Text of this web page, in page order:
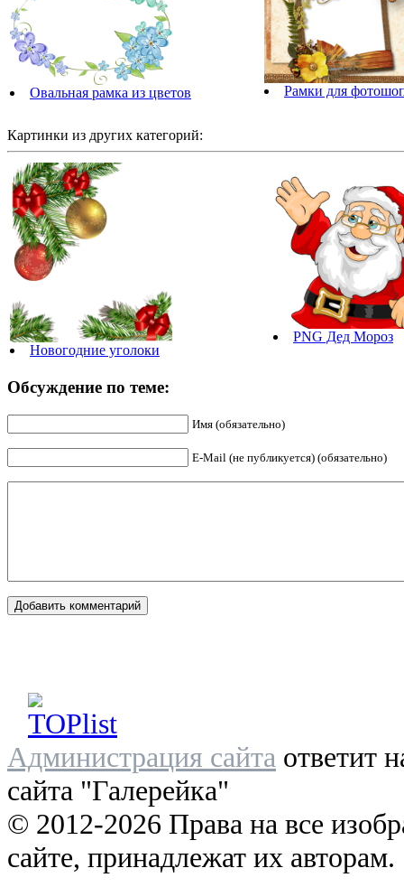
Овальная рамка из цветов Рамки для
Картинки из других категорий:
Новогодние уголоки
PNG Дед Мороз
Обсуждение по теме:
Имя (обязательно)
E-Mail (не публикуется) (обязательно)
Администрация сайта ответит
сайта "Галерейка"
© 2012-2026 Права на все
сайте, принадлежат их авторам.